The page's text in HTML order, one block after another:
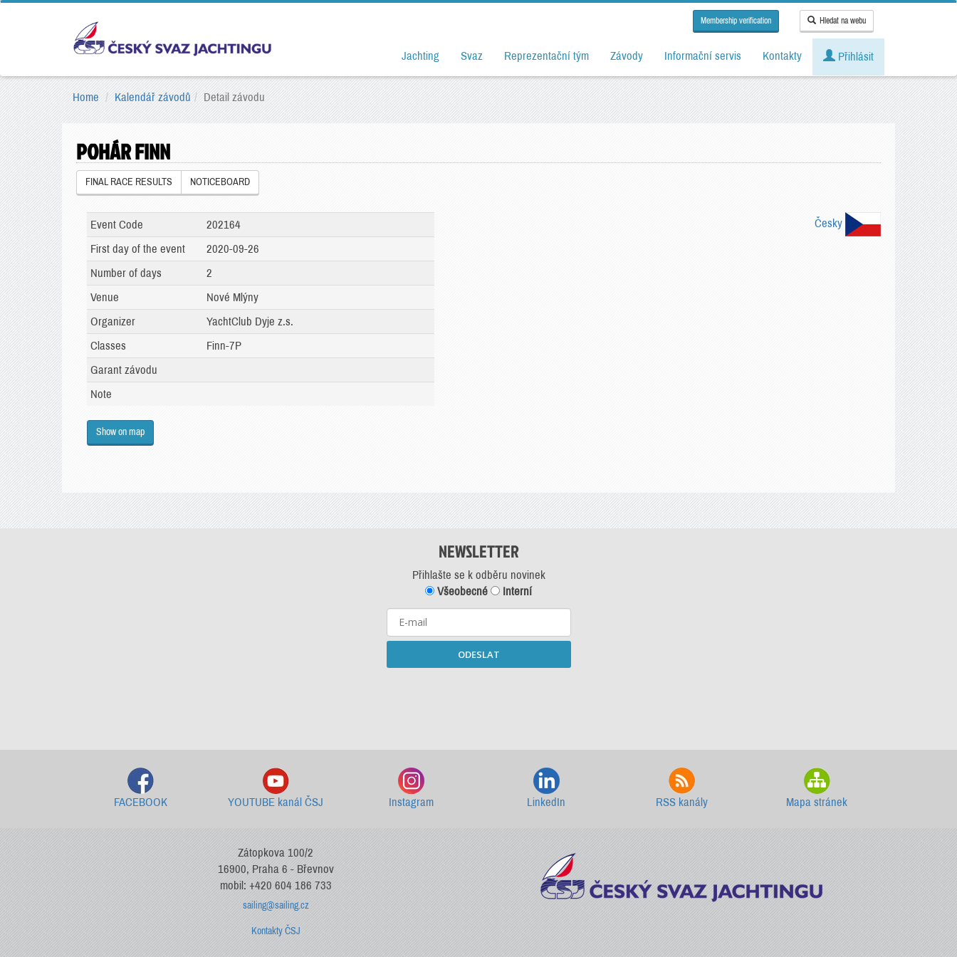
Membership verification Hledat na webu
Jachting Svaz Reprezentační tým Závody Informační servis Kontakty Přihlásit
Home Kalendář závodů Detail závodu
POHÁR FINN
FINAL RACE RESULTS NOTICEBOARD
Česky
Event Code
202164
First day of the event
2020-09-26
Number of days
2
Venue
Nové Mlýny
Organizer
YachtClub Dyje z.s.
Classes
Finn-7P
Garant závodu
Note
Show on map
NEWSLETTER
Přihlašte se k odběru novinek
Všeobecné
Interní
ODESLAT
FACEBOOK YOUTUBE kanál ČSJ Instagram LinkedIn RSS kanály Mapa stránek
Zátopkova 100/2
16900, Praha 6 - Břevnov
mobil: +420 604 186 733
sailing@sailing.cz
Kontakty ČSJ